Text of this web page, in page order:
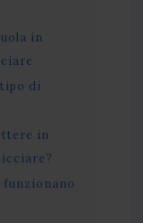
in
di
in
funzionano